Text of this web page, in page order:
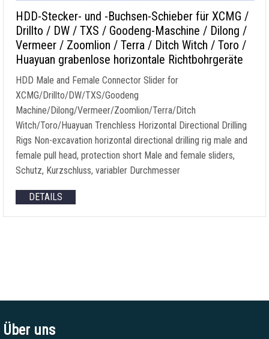
HDD-Stecker- und -Buchsen-Schieber für XCMG /
Drillto / DW / TXS / Goodeng-Maschine / Dilong /
Vermeer / Zoomlion / Terra / Ditch Witch / Toro /
Huayuan grabenlose horizontale Richtbohrgeräte
HDD Male and Female Connector Slider for
XCMG/Drillto/DW/TXS/Goodeng
Machine/Dilong/Vermeer/Zoomlion/Terra/Ditch
Witch/Toro/Huayuan Trenchless Horizontal Directional Drilling
Rigs Non-excavation horizontal directional drilling rig male and
female pull head, protection short Male and female sliders,
Schutz, Kurzschluss, variabler Durchmesser
DETAILS
Über uns